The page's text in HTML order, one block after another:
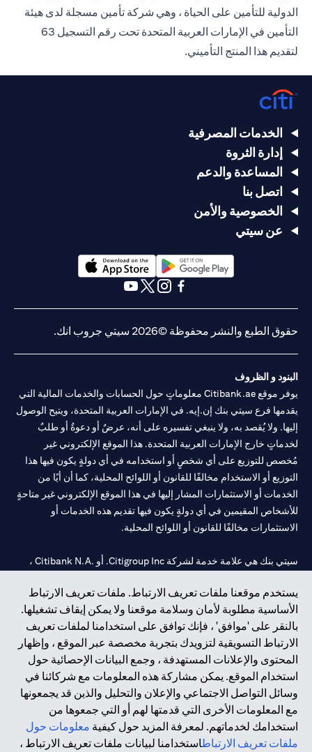
الدولية للتأمين على الحياة ، وهي شركة تأمين مسجلة لدى هيئة
التأمين في الإمارات العربية المتحدة تحت رقم التسجيل 63
لتقديم هذا المنتج التأميني.
يستخدم موقعنا ملفات تعريف الارتباط. ملفات تعريف الارتباط
الأساسية مطلوبة لأمان وسلامة موقعنا ولا يمكن إيقاف تشغيلها.
بالنقر على 'موافق' ، فإنك توافق على استخدامنا لملفات تعريف
الارتباط التسويقية لتزويدك بتجربة مخصصة عبر الموقع ، وإظهار
المحتوى والإعلانات المستهدفة ، وجمع البيانات الإحصائية حول
استخدام الموقع. يمكن مشاركة هذه المعلومات مع شركائنا في
وسائل التواصل الاجتماعي والإعلان والتحليل والذين قد يجمعونها
مع المعلومات الأخرى التي قدمتها لهم أو التي جمعوها من
استخدامك لخدماتهم. لمعرفة المزيد حول كيفية معلومات حول
ملفات تعريف الارتباطاستخدامنا لبيانات ملفات تعريف الارتباط ،
الخدمات المصرفية
إدارة الثروة
المساعدة والدعم
اتصل بنا
الخصوصية والأمن
عن سيتي
opens in a new tab
opens in a new tab
حقوق الطبع والنشر محفوظة ©2026 سيتي جروب انك.
البنود و الظروف
يوفر موقع Citibank.ae معلوماتٍ حول الحسابات والخدمات المالية التي
يقدمها فرع سيتي بنك إن.إيه. في الإمارات العربية المتحدة، ويتيح الوصول
إليها. ولا يُقصد به، ولا ينبغي تفسيره على أنه، عرضٌ أو دعوةٌ أو طلبٌ
لخدماتٍ خارج الإمارات العربية المتحدة. هذا الموقع الإلكتروني غير
مُخصص للتوزيع على أي شخصٍ أو استخدامه في أي دولةٍ يكون فيها هذا
التوزيع أو الاستخدام مخالفًا للقانون أو اللوائح المحلية، كما أن أيًا من
الخدمات أو الاستثمارات المشار إليها في هذا الموقع الإلكتروني غير متاحةٍ
للأشخاص المقيمين في أي دولةٍ يكون فيها تقديم هذه الخدمات أو
الاستثمارات مخالفًا للقانون أو اللوائح المحلية.
سيتي بنك هي علامة خدمة لشركة Citigroup Inc. أو .Citibank N.A ،
سيتي بنك إن. إيه. الإمارات مسجل لدى مصرف الإمارات المركزي تحت
أرقام التراخيص 202563 لفرع الوصل في دبي، 531989 لفرع مول
الإمارات في دبي، و CN-1002019 لفرع أبوظبي. هاتف: 4000 311 04.
فرع سيتي بنك إن إيه - الإمارات العربية المتحدة مرخص من مصرف
الإمارات العربية المتحدة المركزي كفرع لبنك أجنبي.
سيتي بنك إن إيه الإمارات العربية المتحدة مرخص من هيئة الأوراق المالية
والسلع في الإمارات العربية المتحدة ("SCA") للقيام بالنشاط المالي لـ أ)
الاستشارات المالية والتعريف والترويج بموجب ترخيص رقم
20200000097 ب) وسيط تداول في الأسواق الدولية بموجب ترخيص